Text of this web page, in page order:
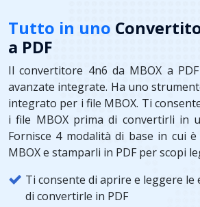
Tutto in uno
a PDF
Il convertitore 4n6 da MBOX a
avanzate integrate. Ha uno
integrato per i file MBOX. Ti
i file MBOX prima di convertirli in
Fornisce 4 modalità di base in cui
MBOX e stamparli in PDF per scopi
Ti consente di aprire e leggere le
di convertirle in PDF